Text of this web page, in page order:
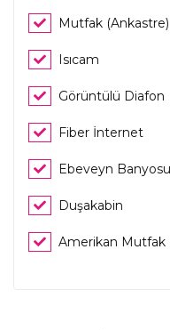
Mutfak (Ankastre)
Isıcam
Görüntülü Diafon
Fiber İnternet
Ebeveyn Banyosu
Duşakabin
Amerikan Mutfak